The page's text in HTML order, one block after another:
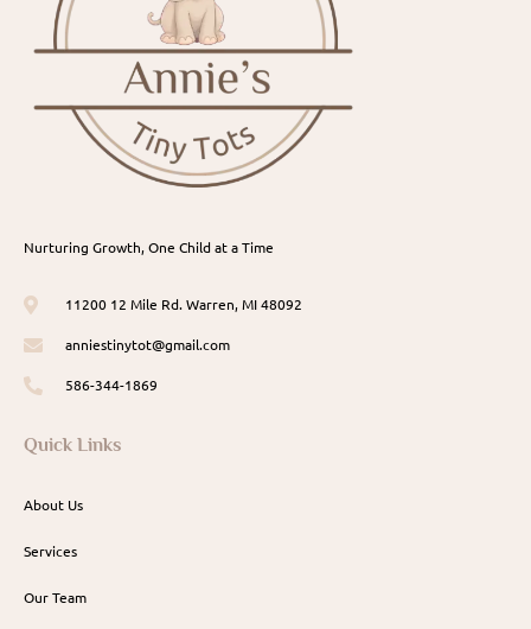
Nurturing Growth, One Child at a Time
11200 12 Mile Rd. Warren, MI 48092
anniestinytot@gmail.com
586-344-1869
Quick Links
About Us
Services
Our Team